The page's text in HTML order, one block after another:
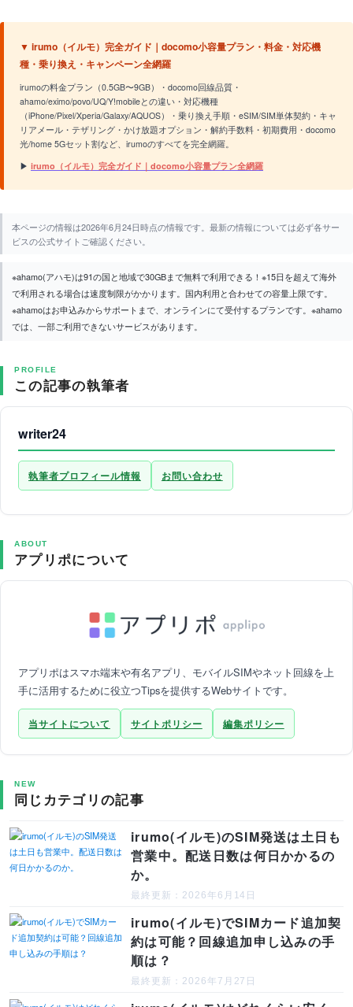
▼ irumo（イルモ）完全ガイド｜docomo小容量プラン・料金・対応機
種・乗り換え・キャンペーン全網羅
irumoの料金プラン（0.5GB〜9GB）・docomo回線品質・
ahamo/eximo/povo/UQ/Y!mobileとの違い・対応機種
（iPhone/Pixel/Xperia/Galaxy/AQUOS）・乗り換え手順・eSIM/SIM単体契約・キャ
リアメール・テザリング・かけ放題オプション・解約手数料・初期費用・docomo
光/home 5Gセット割など、irumoのすべてを完全網羅。
▶ irumo（イルモ）完全ガイド｜docomo小容量プラン全網羅
本ページの情報は2026年6月24日時点の情報です。最新の情報については必ず各サー
ビスの公式サイトご確認ください。
※ahamo(アハモ)は91の国と地域で30GBまで無料で利用できる！※15日を超えて海外
で利用される場合は速度制限がかかります。国内利用と合わせての容量上限です。
※ahamoはお申込みからサポートまで、オンラインにて受付するプランです。※ahamo
では、一部ご利用できないサービスがあります。
PROFILE
この記事の執筆者
writer24
執筆者プロフィール情報 お問い合わせ
ABOUT
アプリポについて
アプリポはスマホ端末や有名アプリ、モバイルSIMやネット回線を上
手に活用するために役立つTipsを提供するWebサイトです。
当サイトについて サイトポリシー 編集ポリシー
NEW
同じカテゴリの記事
irumo(イルモ)のSIM発送は土日も
営業中。配送日数は何日かかるの
か。
最終更新：2026年6月14日
irumo(イルモ)でSIMカード追加契
約は可能？回線追加申し込みの手
順は？
最終更新：2026年7月27日